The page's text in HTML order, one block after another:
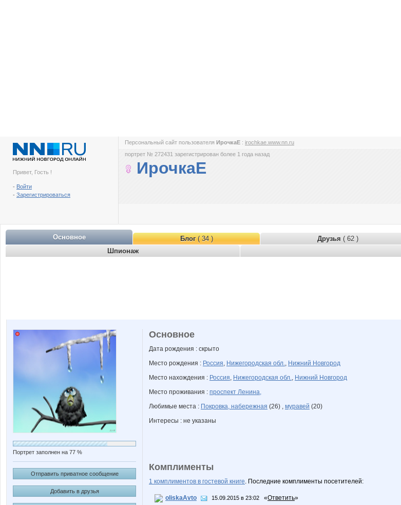
Привет, Гость !
- Войти
- Зарегистрироваться
Персональный сайт пользователя ИрочкаЕ : irochkae.www.nn.ru
портрет № 272431 зарегистрирован более 1 года назад
ИрочкаЕ
Основное Блог( 34 ) Друзья ( 62 )
Шпионаж
Портрет заполнен на 77 %
Отправить приватное сообщение
Добавить в друзья
Основное
Дата рождения : скрыто
Место рождения : Россия, Нижегородская обл., Нижний Новгород
Место нахождения : Россия, Нижегородская обл., Нижний Новгород
Место проживания : проспект Ленина,
Любимые места : Покровка, набережная (26) , муравей (20)
Интересы : не указаны
Комплименты
1 комплиментов в гостевой книге. Последние комплименты посетителей:
oliskaAvto 15.09.2015 в 23:02 «Ответить»